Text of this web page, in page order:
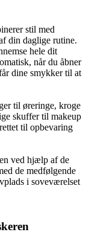
stil med
din daglige rutine.
hele dit
når du åbner
dine smykker til at
til øreringe, kroge
skuffer til makeup
til opbevaring
ved hjælp af de
de medfølgende
i soveværelset